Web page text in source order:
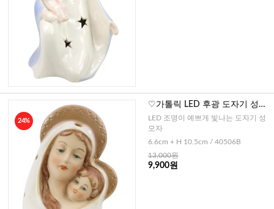
24%
♡가톨릭 LED 후광 도자기 성모
자B
LED 조명이 예쁘게 빛나는 도자기 성
모자
6.6cm + H 10.5cm / 40506B
13,000원
9,900원